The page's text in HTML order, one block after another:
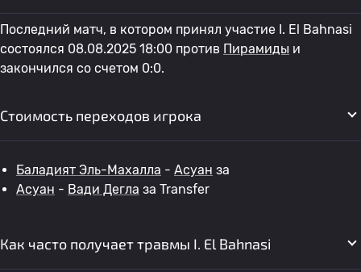
Последний матч, в котором принял участие I. El Bahnasi
состоялся 08.08.2025 18:00 против Пирамиды и
закончился со счетом 0:0.
Стоимость переходов игрока
Баладият Эль-Махалла - Асуан за
Асуан - Вади Дегла за Transfer
Как часто получает травмы I. El Bahnasi